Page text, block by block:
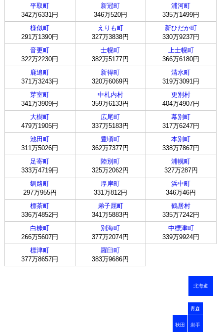
平取町
342万6331円
新冠町
346万520円
浦河町
335万1499円
様似町
291万1390円
えりも町
327万3838円
新ひだか町
330万9237円
音更町
322万2230円
士幌町
382万5177円
上士幌町
366万6180円
鹿追町
371万3243円
新得町
320万6069円
清水町
319万3091円
芽室町
341万3909円
中札内村
359万6133円
更別村
404万4907円
大樹町
479万1905円
広尾町
337万5183円
幕別町
317万6247円
池田町
311万5026円
豊頃町
362万7377円
本別町
338万7867円
足寄町
333万4719円
陸別町
325万2062円
浦幌町
327万287円
釧路町
297万955円
厚岸町
331万812円
浜中町
346万46円
標茶町
336万4852円
弟子屈町
341万5883円
鶴居村
335万7242円
白糠町
266万5607円
別海町
377万2074円
中標津町
339万9924円
標津町
377万8657円
羅臼町
383万9686円
北海道
青森
秋田 岩手